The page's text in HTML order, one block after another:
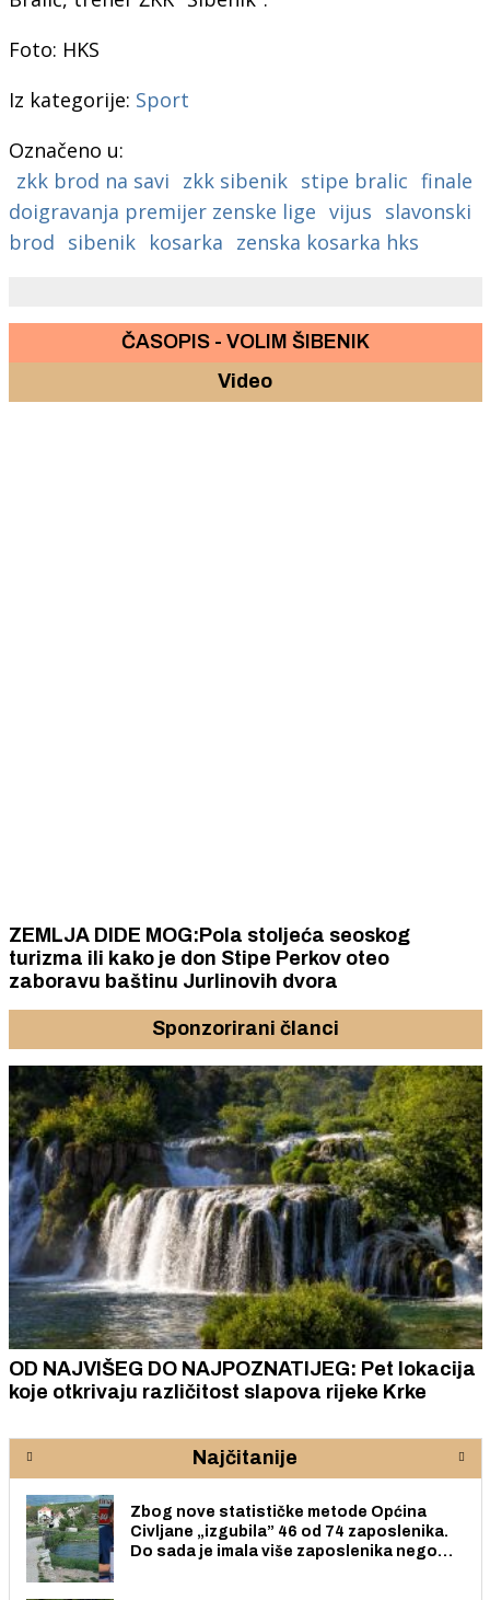
Foto: HKS
Iz kategorije: Sport
Označeno u:
zkk brod na savi zkk sibenik stipe bralic finale
doigravanja premijer zenske lige vijus slavonski
brod sibenik kosarka zenska kosarka hks
ČASOPIS - VOLIM ŠIBENIK
Video
ZEMLJA DIDE MOG:Pola stoljeća seoskog
turizma ili kako je don Stipe Perkov oteo
zaboravu baštinu Jurlinovih dvora
Sponzorirani članci
OD NAJVIŠEG DO NAJPOZNATIJEG: Pet lokacija
koje otkrivaju različitost slapova rijeke Krke
Najčitanije
Zbog nove statističke metode Općina
Civljane „izgubila” 46 od 74 zaposlenika.
Do sada je imala više zaposlenika nego